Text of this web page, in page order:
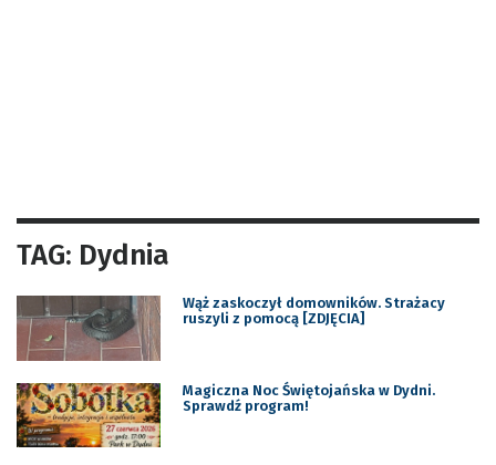
TAG: Dydnia
Wąż zaskoczył domowników. Strażacy
ruszyli z pomocą [ZDJĘCIA]
Magiczna Noc Świętojańska w Dydni.
Sprawdź program!